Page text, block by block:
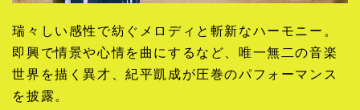
瑞々しい感性で紡ぐメロディと斬新なハーモニー。
即興で情景や心情を曲にするなど、唯一無二の音楽
世界を描く異才、紀平凱成が圧巻のパフォーマンス
を披露。